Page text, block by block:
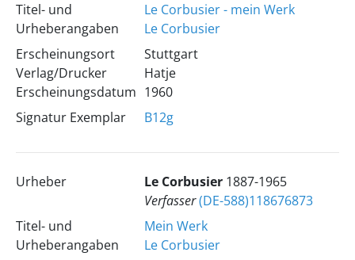
Titel- und
Urheberangaben
Le Corbusier - mein Werk
Le Corbusier
Erscheinungsort
Verlag/Drucker
Erscheinungsdatum
Stuttgart
Hatje
1960
Signatur Exemplar
B12g
Urheber Le Corbusier 1887-1965
Verfasser(DE-588)118676873
Titel- und
Urheberangaben
Mein Werk
Le Corbusier